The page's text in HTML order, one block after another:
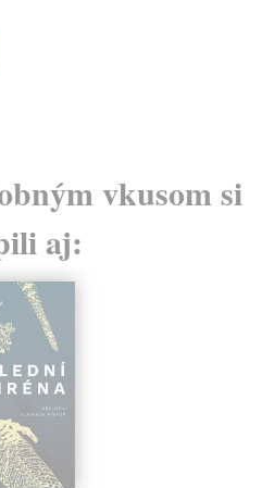
vkusom si
aj: